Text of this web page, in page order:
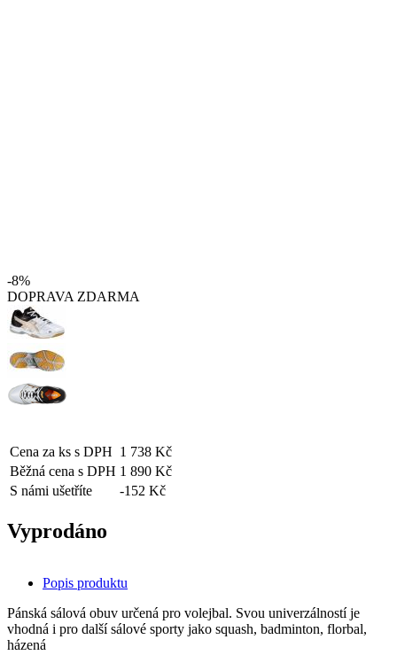
-8%
DOPRAVA ZDARMA
Cena za ks s DPH 1 738 Kč
Běžná cena s DPH 1 890 Kč
S námi ušetříte
-152 Kč
Vyprodáno
Popis produktu
Pánská sálová obuv určená pro volejbal. Svou univerzálností je
vhodná i pro další sálové sporty jako squash, badminton, florbal,
házená